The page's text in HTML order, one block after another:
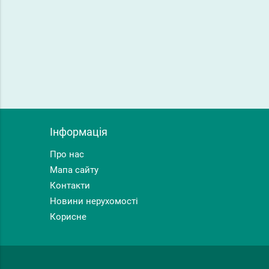
Інформація
Про нас
Мапа сайту
Контакти
Новини нерухомості
Корисне